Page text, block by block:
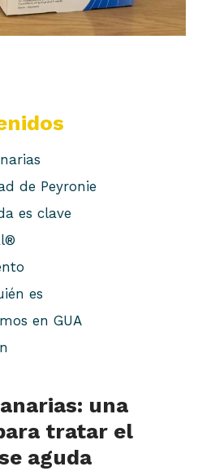
de Peyronie
es clave
es
en GUA
una
tratar el
aguda